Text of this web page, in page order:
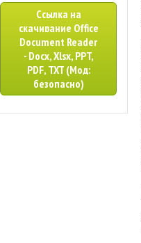
Ссылка на
скачивание Office
Document Reader
- Docx, Xlsx, PPT,
PDF, TXT (Мод:
безопасно)